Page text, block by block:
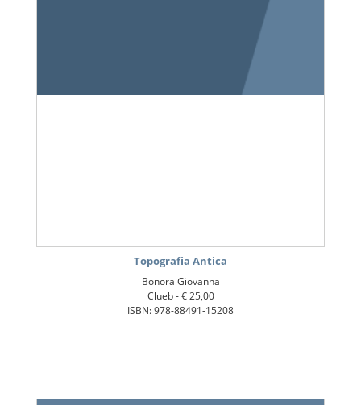
Topografia Antica
Bonora Giovanna
Clueb -€ 25,00
ISBN: 978-88491-15208